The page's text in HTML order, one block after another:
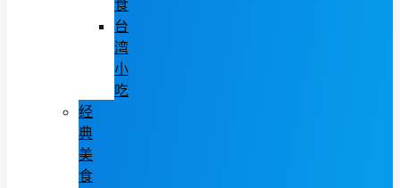
食
台
湾
小
吃
经
典
美
食